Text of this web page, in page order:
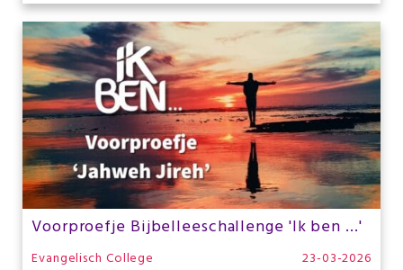
Voorproefje Bijbelleeschallenge 'Ik ben ...'
Evangelisch College 23-03-2026